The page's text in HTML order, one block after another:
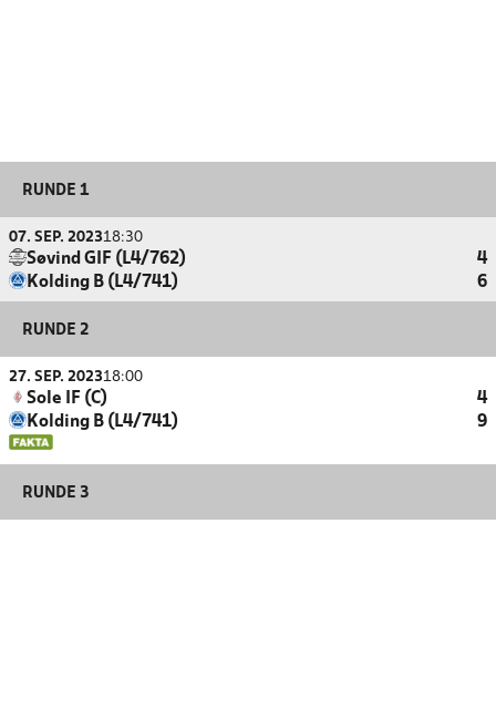
RUNDE 1
07. SEP. 202318:30
Søvind GIF (L4/762)
4
Kolding B (L4/741)
6
RUNDE 2
27. SEP. 202318:00
Sole IF (C)
4
Kolding B (L4/741)
9
RUNDE 3